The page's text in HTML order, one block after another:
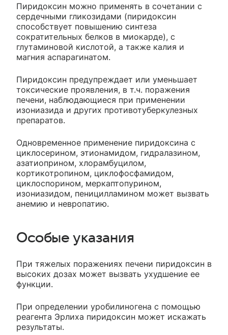
Пиридоксин можно применять в сочетании с
сердечными гликозидами (пиридоксин
способствует повышению синтеза
сократительных белков в миокарде), с
глутаминовой кислотой, а также калия и
магния аспарагинатом.
Пиридоксин предупреждает или уменьшает
токсические проявления, в т.ч. поражения
печени, наблюдающиеся при применении
изониазида и других противотуберкулезных
препаратов.
Одновременное применение пиридоксина с
циклосерином, этионамидом, гидралазином,
азатиоприном, хлорамбуцилом,
кортикотропином, циклофосфамидом,
циклоспорином, меркаптопурином,
изониазидом, пеницилламином может вызвать
анемию и невропатию.
Особые указания
При тяжелых поражениях печени пиридоксин в
высоких дозах может вызвать ухудшение ее
функции.
При определении уробилиногена с помощью
реагента Эрлиха пиридоксин может искажать
результаты.